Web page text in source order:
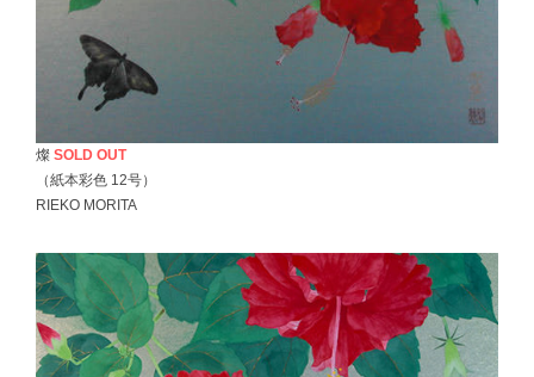
燦 SOLD OUT
（紙本彩色 12号）
RIEKO MORITA